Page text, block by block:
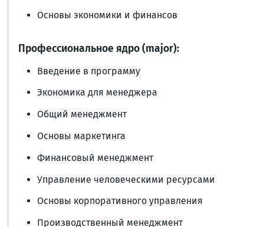
Основы экономики и финансов
Профессиональное ядро (major):
Введение в программу
Экономика для менеджера
Общий менеджмент
Основы маркетинга
Финансовый менеджмент
Управление человеческими ресурсами
Основы корпоративного управления
Производственный менеджмент